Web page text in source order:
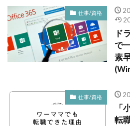
仕事/資格
ド
で
素
仕事/資格
「
転